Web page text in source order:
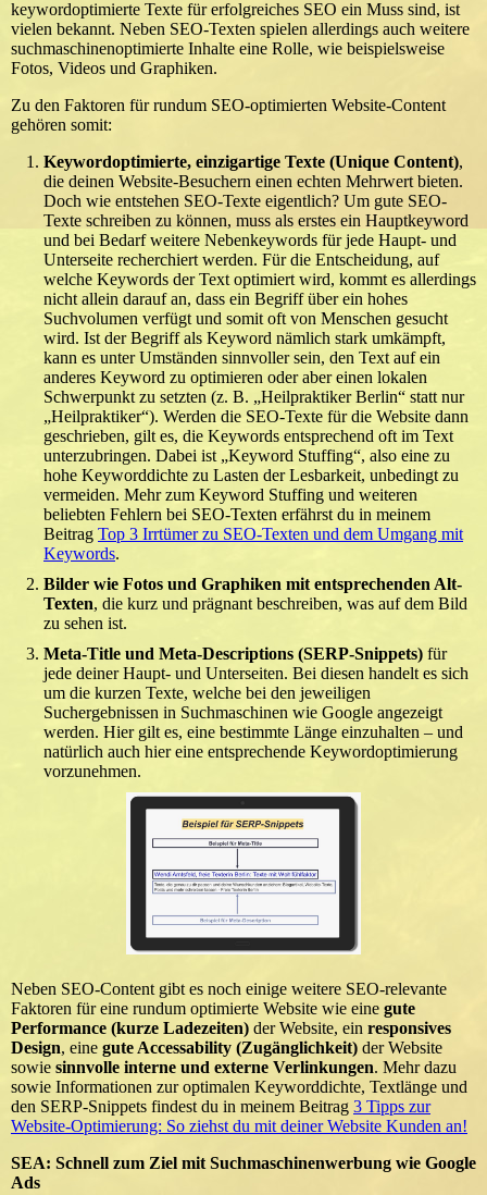
keywordoptimierte Texte für erfolgreiches SEO ein Muss sind, ist
vielen bekannt. Neben SEO-Texten spielen allerdings auch weitere
suchmaschinenoptimierte Inhalte eine Rolle, wie beispielsweise
Fotos, Videos und Graphiken.
Zu den Faktoren für rundum SEO-optimierten Website-Content
gehören somit:
Keywordoptimierte, einzigartige Texte (Unique Content),
die deinen Website-Besuchern einen echten Mehrwert bieten.
Doch wie entstehen SEO-Texte eigentlich? Um gute SEO-
Texte schreiben zu können, muss als erstes ein Hauptkeyword
und bei Bedarf weitere Nebenkeywords für jede Haupt- und
Unterseite recherchiert werden. Für die Entscheidung, auf
welche Keywords der Text optimiert wird, kommt es allerdings
nicht allein darauf an, dass ein Begriff über ein hohes
Suchvolumen verfügt und somit oft von Menschen gesucht
wird. Ist der Begriff als Keyword nämlich stark umkämpft,
kann es unter Umständen sinnvoller sein, den Text auf ein
anderes Keyword zu optimieren oder aber einen lokalen
Schwerpunkt zu setzten (z. B. „Heilpraktiker Berlin“ statt nur
„Heilpraktiker“). Werden die SEO-Texte für die Website dann
geschrieben, gilt es, die Keywords entsprechend oft im Text
unterzubringen. Dabei ist „Keyword Stuffing“, also eine zu
hohe Keyworddichte zu Lasten der Lesbarkeit, unbedingt zu
vermeiden. Mehr zum Keyword Stuffing und weiteren
beliebten Fehlern bei SEO-Texten erfährst du in meinem
Beitrag Top 3 Irrtümer zu SEO-Texten und dem Umgang mit
Keywords.
Bilder wie Fotos und Graphiken mit entsprechenden Alt-
Texten, die kurz und prägnant beschreiben, was auf dem Bild
zu sehen ist.
Meta-Title und Meta-Descriptions (SERP-Snippets) für
jede deiner Haupt- und Unterseiten. Bei diesen handelt es sich
um die kurzen Texte, welche bei den jeweiligen
Suchergebnissen in Suchmaschinen wie Google angezeigt
werden. Hier gilt es, eine bestimmte Länge einzuhalten – und
natürlich auch hier eine entsprechende Keywordoptimierung
vorzunehmen.
Neben SEO-Content gibt es noch einige weitere SEO-relevante
Faktoren für eine rundum optimierte Website wie eine gute
Performance (kurze Ladezeiten) der Website, ein responsives
Design, eine gute Accessability (Zugänglichkeit) der Website
sowie sinnvolle interne und externe Verlinkungen. Mehr dazu
sowie Informationen zur optimalen Keyworddichte, Textlänge und
den SERP-Snippets findest du in meinem Beitrag 3 Tipps zur
Website-Optimierung: So ziehst du mit deiner Website Kunden an!
SEA: Schnell zum Ziel mit Suchmaschinenwerbung wie Google
Ads